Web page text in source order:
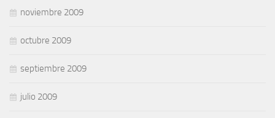
noviembre 2009
octubre 2009
septiembre 2009
julio 2009